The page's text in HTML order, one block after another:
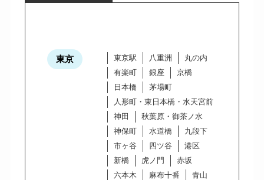
東京 東京駅 八重洲
丸の内
有楽町
銀座
京橋
日本橋
茅場町
人形町・東日本橋・水天宮前
神田
秋葉原・御茶ノ水
神保町
水道橋
九段下
市ヶ谷
四ツ谷
港区
新橋
虎ノ門
赤坂
六本木
麻布十番
青山